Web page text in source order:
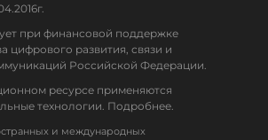
при финансовой поддержке
цифрового развития, связи и
Российской Федерации.
ресурсе применяются
технологии. Подробнее.
и международных